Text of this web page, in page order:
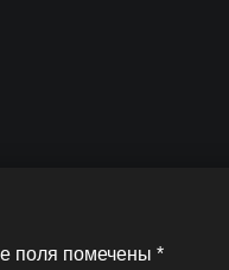
поля помечены *